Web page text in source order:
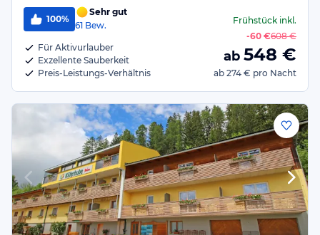
100%
Sehr gut
61 Bew.
Für Aktivurlauber
Exzellente Sauberkeit
Preis-Leistungs-Verhältnis
Frühstückinkl.
-60 €608 €
ab 548 €
ab 274 € pro Nacht